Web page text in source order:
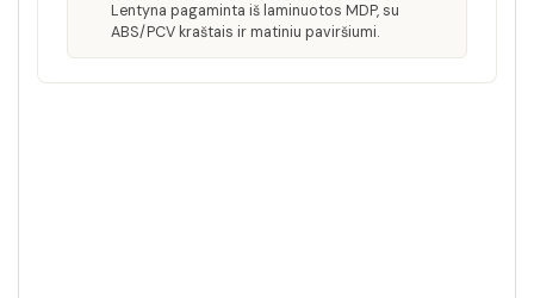
Lentyna pagaminta iš laminuotos MDP, su
ABS/PCV kraštais ir matiniu paviršiumi.